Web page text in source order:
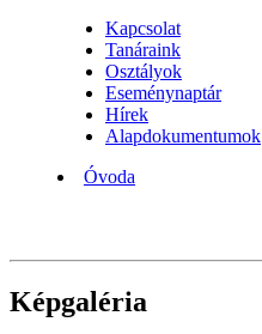
Kapcsolat
Tanáraink
Osztályok
Eseménynaptár
Hírek
Alapdokumentumok
Óvoda
Képgaléria